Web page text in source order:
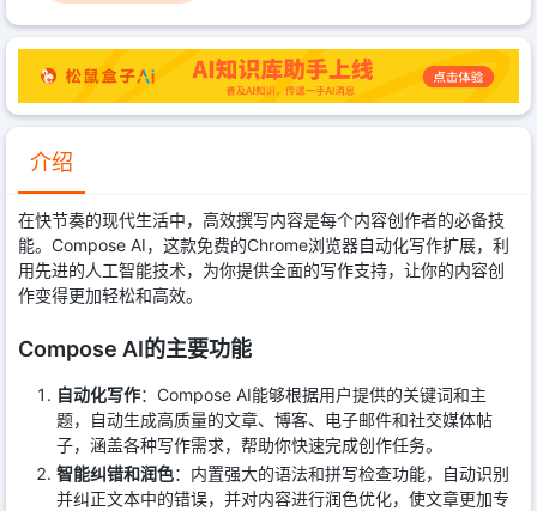
介绍
在快节奏的现代生活中，高效撰写内容是每个内容创作者的必备技
能。Compose AI，这款免费的Chrome浏览器自动化写作扩展，利
用先进的人工智能技术，为你提供全面的写作支持，让你的内容创
作变得更加轻松和高效。
Compose AI的主要功能
自动化写作：Compose AI能够根据用户提供的关键词和主
题，自动生成高质量的文章、博客、电子邮件和社交媒体帖
子，涵盖各种写作需求，帮助你快速完成创作任务。
智能纠错和润色：内置强大的语法和拼写检查功能，自动识别
并纠正文本中的错误，并对内容进行润色优化，使文章更加专